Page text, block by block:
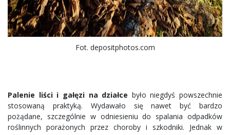
Fot. depositphotos.com
Palenie liści i gałęzi na działce było niegdyś powszechnie
stosowaną praktyką. Wydawało się nawet być bardzo
pożądane, szczególnie w odniesieniu do spalania odpadków
roślinnych porażonych przez choroby i szkodniki. Jednak w